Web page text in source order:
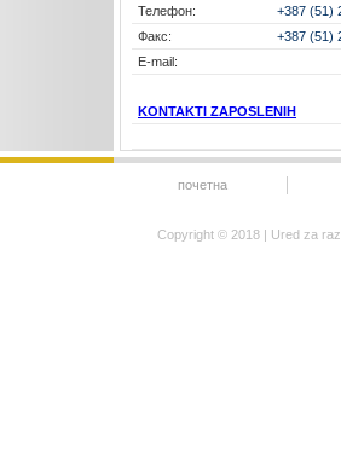
Телефон:
+387 (51)
Факс:
+387 (51)
E-mail:
KONTAKTI ZAPOSLENIH
почетна
Copyright © 2018 | Ured za